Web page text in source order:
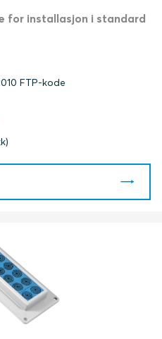
for installasjon i standard
FTP-kode